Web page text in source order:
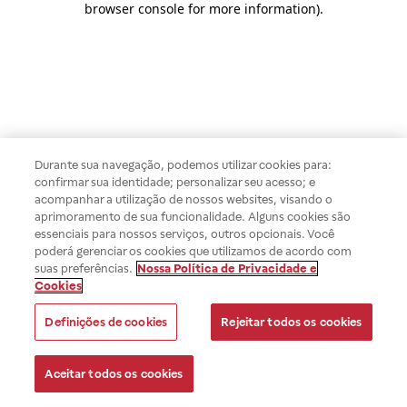
browser console for more information).
Durante sua navegação, podemos utilizar cookies para:
confirmar sua identidade; personalizar seu acesso; e
acompanhar a utilização de nossos websites, visando o
aprimoramento de sua funcionalidade. Alguns cookies são
essenciais para nossos serviços, outros opcionais. Você
poderá gerenciar os cookies que utilizamos de acordo com
suas preferências. Nossa Política de Privacidade e
Cookies
Definições de cookies Rejeitar todos os cookies
Aceitar todos os cookies